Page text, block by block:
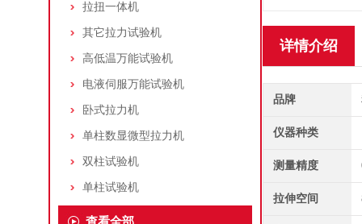
拉扭一体机
其它拉力试验机
高低温万能试验机
电液伺服万能试验机
卧式拉力机
单柱数显微型拉力机
双柱试验机
单柱试验机
详情介绍
品牌
仪器种类
测量精度
拉伸空间